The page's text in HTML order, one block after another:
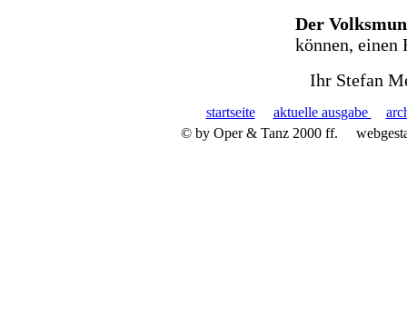
Der
können, einen
Ihr Stefan
startseite aktuelle ausgabe
© by Oper & Tanz 2000 ff.